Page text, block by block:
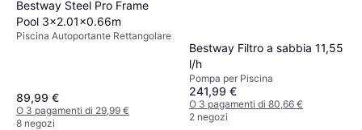
Bestway Steel Pro Frame
Pool 3x2.01x0.66m
Piscina Autoportante Rettangolare
89,99 €
O 3 pagamenti di 29,99 €
8 negozi
Bestway Filtro a sabbia 11,55
l/h
Pompa per Piscina
241,99 €
O 3 pagamenti di 80,66 €
2 negozi